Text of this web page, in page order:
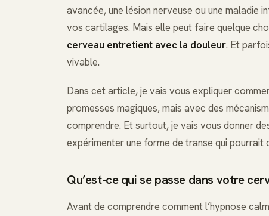
avancée, une lésion nerveuse ou une maladie
vos cartilages. Mais elle peut faire quelque
cerveau entretient avec la douleur. Et
vivable.
Dans cet article, je vais vous expliquer
promesses magiques, mais avec des
comprendre. Et surtout, je vais vous donner
expérimenter une forme de transe qui pourrait
Qu’est-ce qui se passe dans votre
Avant de comprendre comment l’hypnose